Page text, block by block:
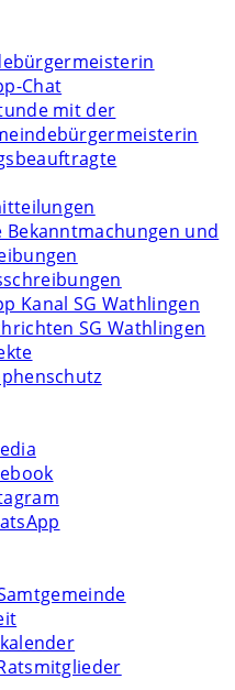
Chat
mit der
Bekanntmachungen und
Kanal SG Wathlingen
SG Wathlingen